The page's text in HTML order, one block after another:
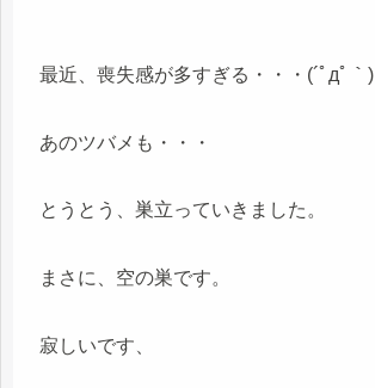
最近、喪失感が多すぎる・・・(´ﾟдﾟ｀)
あのツバメも・・・
とうとう、巣立っていきました。
まさに、空の巣です。
寂しいです、